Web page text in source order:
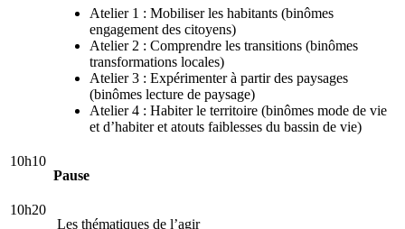
Atelier 1 : Mobiliser les habitants (binômes
engagement des citoyens)
Atelier 2 : Comprendre les transitions (binômes
transformations locales)
Atelier 3 : Expérimenter à partir des paysages
(binômes lecture de paysage)
Atelier 4 : Habiter le territoire (binômes mode de vie
et d’habiter et atouts faiblesses du bassin de vie)
10h10
Pause
10h20
Les thématiques de l’agir